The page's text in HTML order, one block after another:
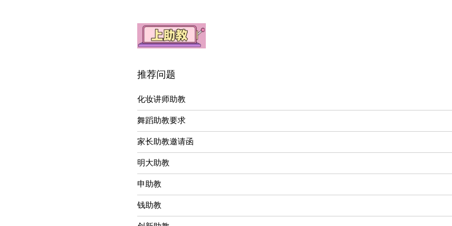
推荐问题
化妆讲师助教
舞蹈助教要求
家长助教邀请函
明大助教
申助教
钱助教